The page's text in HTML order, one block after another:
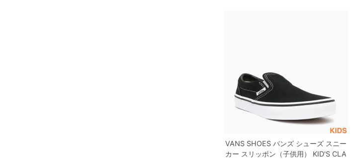
VANS SHOESバンズシューズ スニー
カー スリッポン（子供用）
KID'S CLA